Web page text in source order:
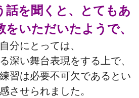
話を聞くと、とてもあ
をいただいたようで、
分にとっては、
深い舞台表現をする上で、
習は必要不可欠であるとい
させられました。